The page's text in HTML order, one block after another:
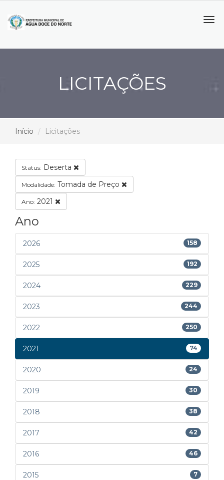
LICITAÇÕES
Início Licitações
Status: Deserta
Modalidade: Tomada de Preço
Ano: 2021
Ano
2026 158
2025 192
2024 229
2023 244
2022 250
2021 74
2020 24
2019 30
2018 38
2017 42
2016 46
2015 7